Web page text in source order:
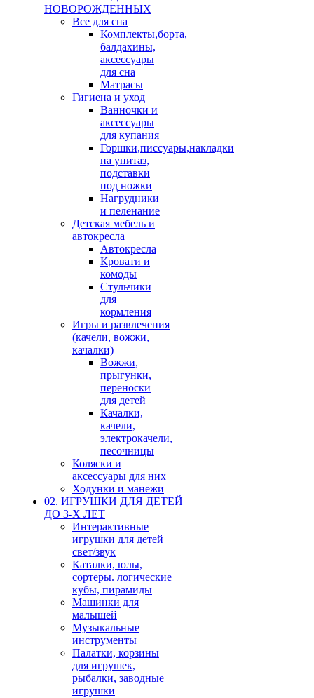
НОВОРОЖДЕННЫХ
Все для сна
Комплекты,борта,
балдахины,
аксессуары
для сна
Матрасы
Гигиена и уход
Ванночки и
аксессуары
для купания
Горшки,писсуары,накладки
на унитаз,
подставки
под ножки
Нагрудники
и пеленание
Детская мебель и
автокресла
Автокресла
Кровати и
комоды
Стульчики
для
кормления
Игры и развлечения
(качели, вожжи,
качалки)
Вожжи,
прыгунки,
переноски
для детей
Качалки,
качели,
электрокачели,
песочницы
Коляски и
аксессуары для них
Ходунки и манежи
02. ИГРУШКИ ДЛЯ ДЕТЕЙ
ДО 3-Х ЛЕТ
Интерактивные
игрушки для детей
свет/звук
Каталки, юлы,
сортеры. логические
кубы, пирамиды
Машинки для
малышей
Музыкальные
инструменты
Палатки, корзины
для игрушек,
рыбалки, заводные
игрушки